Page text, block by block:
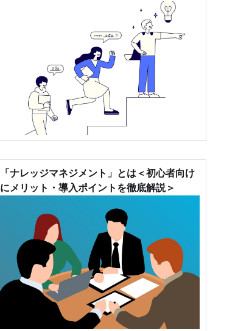
「ナレッジマネジメント」とは＜初心者向け
にメリット・導入ポイントを徹底解説＞